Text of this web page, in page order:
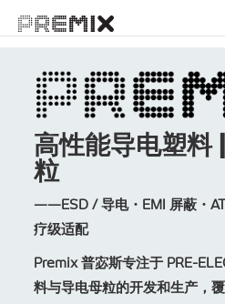
高性能导电塑料
粒
——ESD / 导电・EMI 屏蔽・
疗级适配
Premix 普宓斯专注于 PRE-
料与导电母粒的开发和生产，